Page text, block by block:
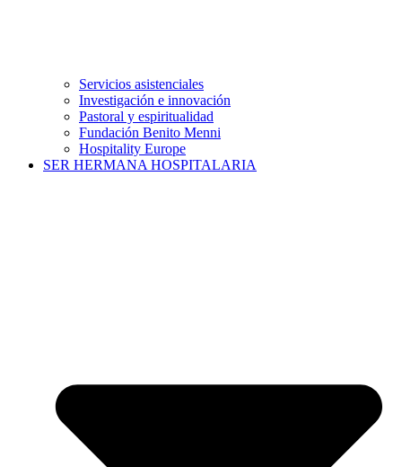
Servicios asistenciales
Investigación e innovación
Pastoral y espiritualidad
Fundación Benito Menni
Hospitality Europe
SER HERMANA HOSPITALARIA